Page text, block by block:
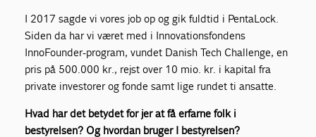
I 2017 sagde vi vores job op og gik fuldtid i PentaLock.
Siden da har vi været med i Innovationsfondens
InnoFounder-program, vundet Danish Tech Challenge, en
pris på 500.000 kr., rejst over 10 mio. kr. i kapital fra
private investorer og fonde samt lige rundet ti ansatte.
Hvad har det betydet for jer at få erfarne folk i
bestyrelsen? Og hvordan bruger I bestyrelsen?